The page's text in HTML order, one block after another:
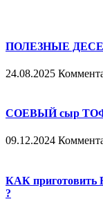
ПОЛЕЗНЫЕ
24.08.2025
СОЕВЫЙ сыр
09.12.2024
КАК
?